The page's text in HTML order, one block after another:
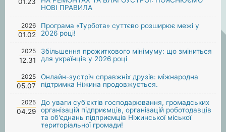
НОВІ ПРАВИЛА
2026
01.02
Програма «Турбота» суттєво розширює межі у
2026 році!
2025
12.31
Збільшення прожиткового мінімуму: що зміниться
для українців у 2026 році
2025
05.07
Онлайн-зустріч справжніх друзів: міжнародна
підтримка Ніжина продовжується.
2025
04.29
До уваги суб'єктів господарювання, громадських
організацій підприємців, організацій роботодавців
та об'єднань підприємців Ніжинської міської
територіальної громади!